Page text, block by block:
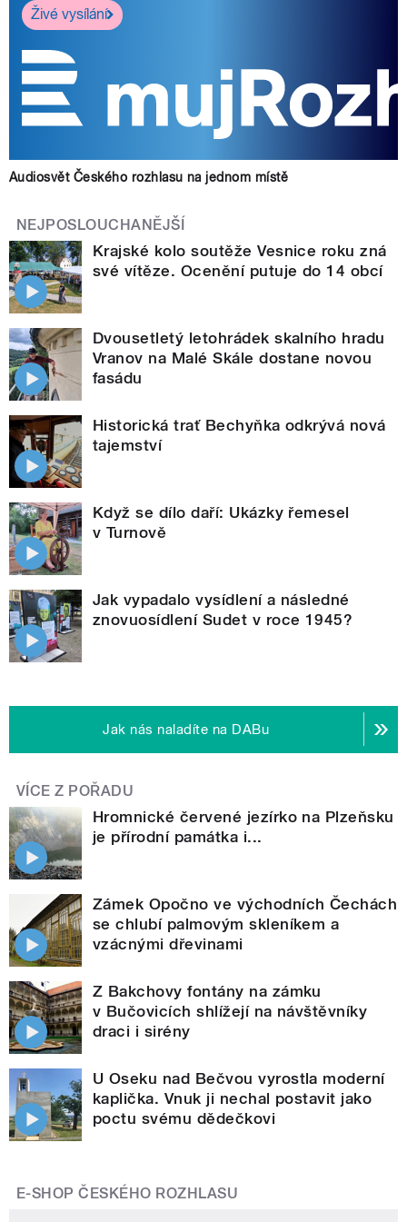
Živé vysílání
Audiosvět Českého rozhlasu na jednom místě
NEJPOSLOUCHANĚJŠÍ
Krajské kolo soutěže Vesnice roku zná
své vítěze. Ocenění putuje do 14 obcí
Dvousetletý letohrádek skalního hradu
Vranov na Malé Skále dostane novou
fasádu
Historická trať Bechyňka odkrývá nová
tajemství
Když se dílo daří: Ukázky řemesel
v Turnově
Jak vypadalo vysídlení a následné
znovuosídlení Sudet v roce 1945?
Jak nás naladíte na DABu
VÍCE Z POŘADU
Hromnické červené jezírko na Plzeňsku
je přírodní památka i...
Zámek Opočno ve východních Čechách
se chlubí palmovým skleníkem a
vzácnými dřevinami
Z Bakchovy fontány na zámku
v Bučovicích shlížejí na návštěvníky
draci i sirény
U Oseku nad Bečvou vyrostla moderní
kaplička. Vnuk ji nechal postavit jako
poctu svému dědečkovi
E-SHOP ČESKÉHO ROZHLASU